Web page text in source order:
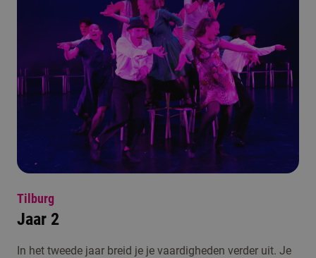
Tilburg
Jaar 2
In het tweede jaar breid je je vaardigheden verder uit. Je